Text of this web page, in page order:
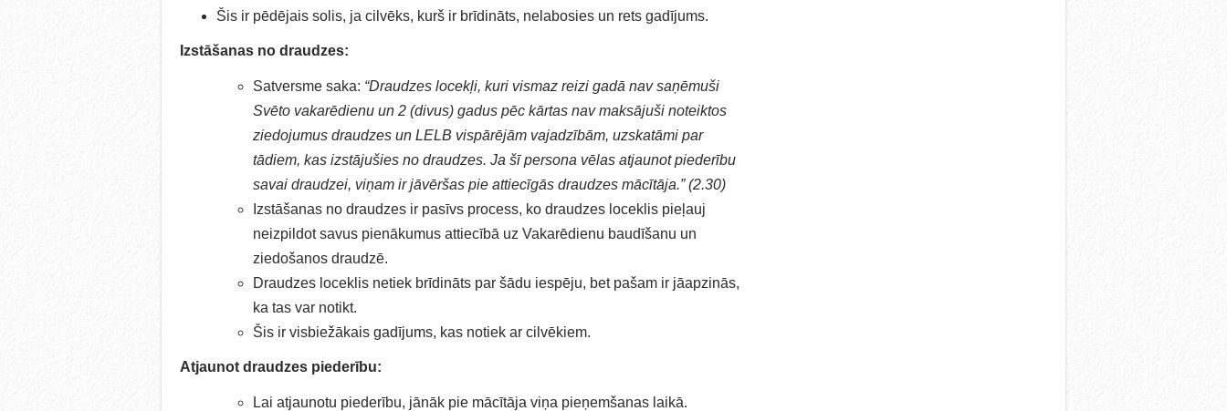
Šis ir pēdējais solis, ja cilvēks, kurš ir brīdināts, nelabosies un rets gadījums.
Izstāšanas no draudzes:
Satversme saka: “Draudzes locekļi, kuri vismaz reizi gadā nav saņēmuši
Svēto vakarēdienu un 2 (divus) gadus pēc kārtas nav maksājuši noteiktos
ziedojumus draudzes un LELB vispārējām vajadzībām, uzskatāmi par
tādiem, kas izstājušies no draudzes. Ja šī persona vēlas atjaunot piederību
savai draudzei, viņam ir jāvēršas pie attiecīgās draudzes mācītāja.” (2.30)
Izstāšanas no draudzes ir pasīvs process, ko draudzes loceklis pieļauj
neizpildot savus pienākumus attiecībā uz Vakarēdienu baudīšanu un
ziedošanos draudzē.
Draudzes loceklis netiek brīdināts par šādu iespēju, bet pašam ir jāapzinās,
ka tas var notikt.
Šis ir visbiežākais gadījums, kas notiek ar cilvēkiem.
Atjaunot draudzes piederību:
Lai atjaunotu piederību, jānāk pie mācītāja viņa pieņemšanas laikā.